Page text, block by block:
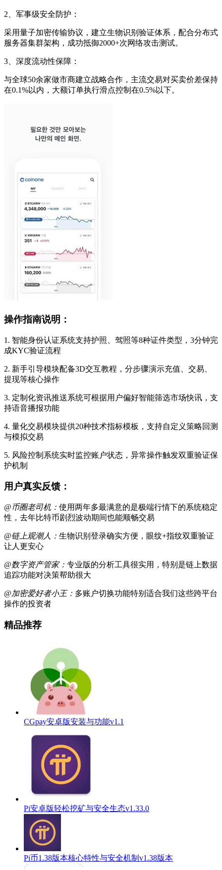
2、军事级安全防护：
采用量子加密传输协议，建立生物识别验证体系，配合分布式
服务器集群架构，成功抵御2000+次网络攻击测试。
3、深度流动性保障：
与全球50余家做市商建立战略合作，主流交易对买卖价差保持
在0.1%以内，大额订单执行滑点控制在0.5%以下。
操作指南说明：
1. 智能身份认证系统支持护照、驾照等8种证件类型，3分钟完
成KYC验证流程
2. 新手引导模块配备3D交互教程，分步骤演示充值、交易、
提现等核心操作
3. 定制化资讯推送系统可根据用户偏好智能筛选市场快讯，支
持语音播报功能
4. 量化交易模块提供20种技术指标模板，支持自定义策略回测
与模拟交易
5. 风险控制系统实时监控账户状态，异常操作触发双重验证保
护机制
用户真实反馈：
@币圈老司机： 使用两年多最满意的是极端行情下的系统稳定
性，去年比特币剧烈波动期间也能顺畅交易
@链上观潮人： 生物识别登录确实方便，眼纹+指纹双重验证
让人更安心
@数字资产管家： 专业版的分析工具很实用，特别是链上数据
追踪功能对决策帮助很大
@加密爱好者小王： 多账户切换功能特别适合我们这些跨平台
操作的投资者
精品推荐
CGpay安卓版安装与功能v1.1
Pi安卓版轻松挖矿与安全生态v1.33.0
Pi币1.38版本核心特性与安全机制v1.38版本